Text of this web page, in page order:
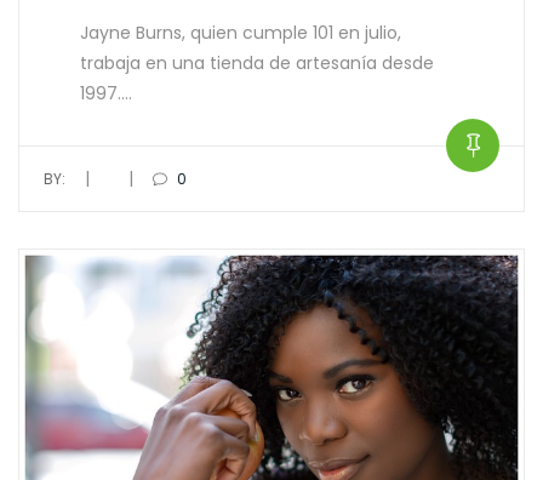
Jayne Burns, quien cumple 101 en julio,
trabaja en una tienda de artesanía desde
1997.…
BY: | | 0